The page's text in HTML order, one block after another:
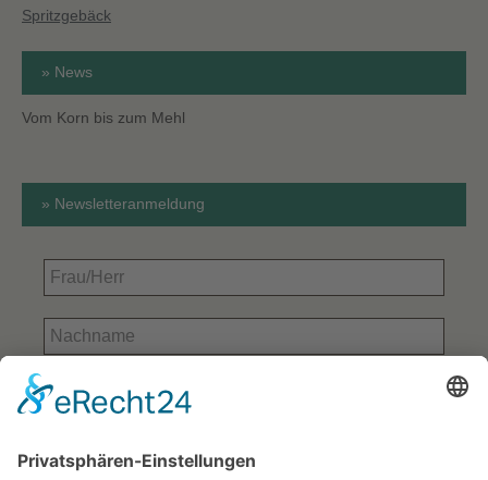
Spritzgebäck
» News
Vom Korn bis zum Mehl
» Newsletteranmeldung
Frau/Herr
Nachname
E-
Mail-
*
Ihre Kontaktdaten aus dem Anmeldeformular